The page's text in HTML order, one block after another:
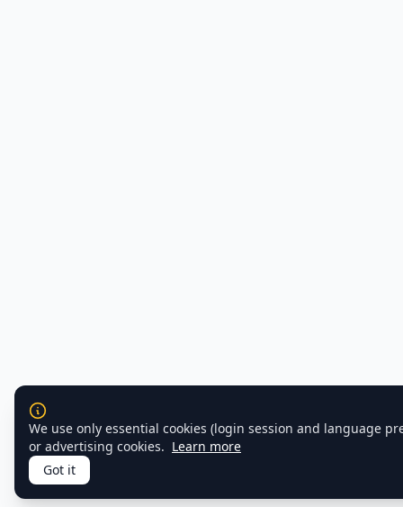
We use only essential cookies (login session and language
or advertising cookies. Learn more
Got it